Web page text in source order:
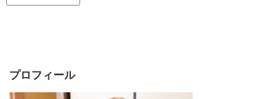
プロフィール